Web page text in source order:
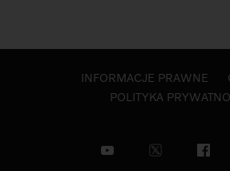
INFORMACJE PRAWNE
POLITYKA